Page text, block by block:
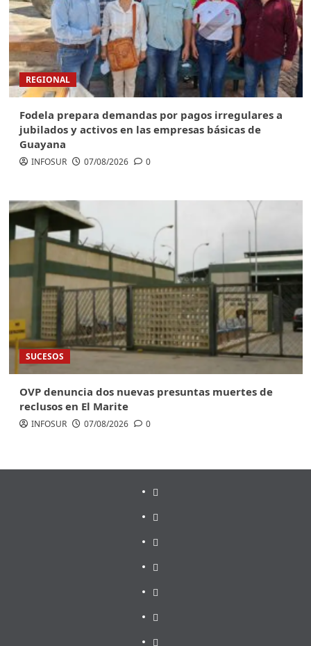
REGIONAL
Fodela prepara demandas por pagos irregulares a
jubilados y activos en las empresas básicas de
Guayana
INFOSUR 07/08/2026 0
SUCESOS
OVP denuncia dos nuevas presuntas muertes de
reclusos en El Marite
INFOSUR 07/08/2026 0